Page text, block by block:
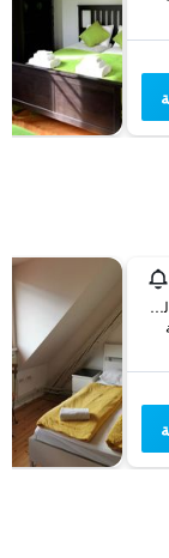
Cankarjevo Nabrezje 27, لجوبلجانا, سلوفينيا